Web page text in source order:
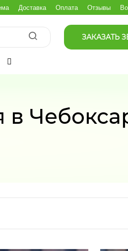
Доставка Оплата Отзывы
ЗАКАЗАТЬ